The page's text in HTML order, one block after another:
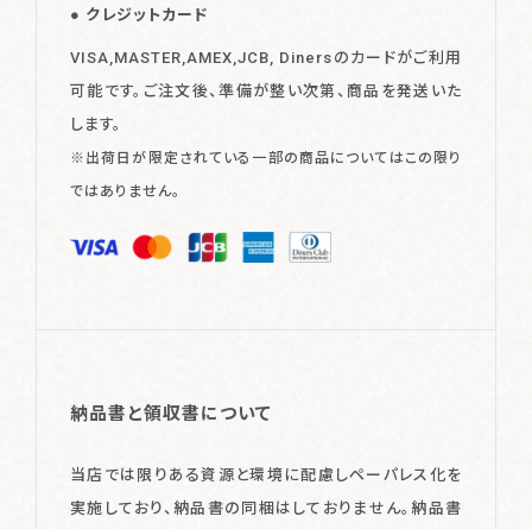
クレジットカード
VISA,MASTER,AMEX,JCB, Dinersのカードがご利用
可能です。 ご注文後、準備が整い次第、商品を発送いた
します。
※出荷日が限定されている一部の商品についてはこの限り
ではありません。
納品書と領収書について
当店では限りある資源と環境に配慮しペーパレス化を
実施しており、納品書の同梱はしておりません。 納品書